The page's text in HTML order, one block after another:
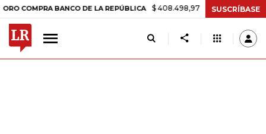
BANCO DE LA REPÚBLICA $ 408.498,97 +$ 8.753,81 +2,19%
SUSCRÍBASE